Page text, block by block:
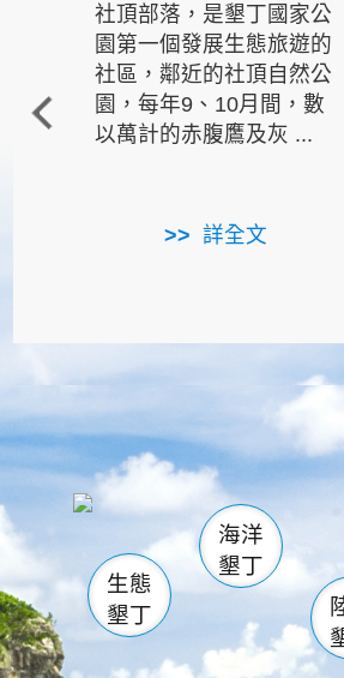
社頂部落，是墾丁國家公
園第一個發展生態旅遊的
社區，鄰近的社頂自然公
園，每年9、10月間，數
以萬計的赤腹鷹及灰 ...
詳全文
龜山 海生館
恆春
龍鑾潭自
瓊麻館
關山
白砂
生態
墾丁
海洋
墾丁